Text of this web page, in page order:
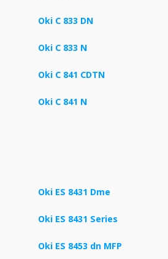
Oki C 833 DN
Oki C 833 N
Oki C 841 CDTN
Oki C 841 N
Oki ES 8431 Dme
Oki ES 8431 Series
Oki ES 8453 dn MFP